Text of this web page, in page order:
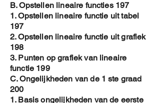
B. Opstellen lineaire functies 197
1. Opstellen lineaire functie uit tabel
197
2. Opstellen lineaire functie uit grafiek
198
3. Punten op grafiek van lineaire
functie 199
C. Ongelijkheden van de 1 ste graad
200
1. Basis ongelijkheden van de eerste